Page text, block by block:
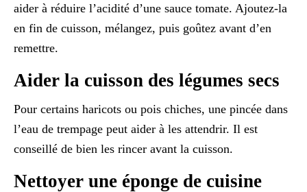
aider à réduire l’acidité d’une sauce tomate. Ajoutez-la
en fin de cuisson, mélangez, puis goûtez avant d’en
remettre.
Aider la cuisson des légumes secs
Pour certains haricots ou pois chiches, une pincée dans
l’eau de trempage peut aider à les attendrir. Il est
conseillé de bien les rincer avant la cuisson.
Nettoyer une éponge de cuisine